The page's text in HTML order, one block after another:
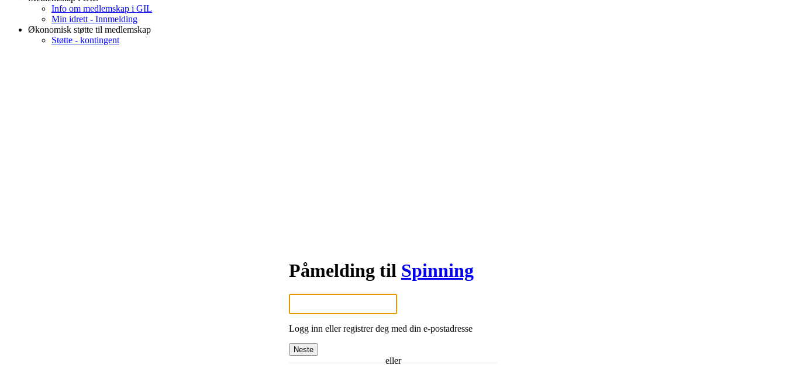
Info om medlemskap i GIL
Min idrett - Innmelding
Økonomisk støtte til medlemskap
Støtte - kontingent
Påmelding til Spinning
Logg inn eller registrer deg med din e-postadresse
Neste
eller